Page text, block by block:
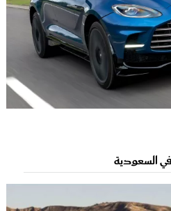
السعودية